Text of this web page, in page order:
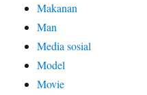
Makanan
Man
Media sosial
Model
Movie